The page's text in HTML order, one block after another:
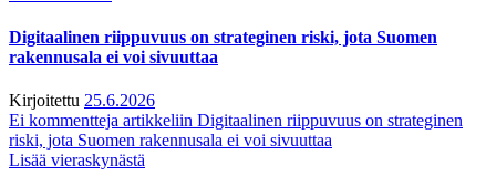
Digitaalinen riippuvuus on strateginen riski, jota Suomen
rakennusala ei voi sivuuttaa
Kirjoitettu 25.6.2026
Ei kommentteja artikkeliin Digitaalinen riippuvuus on strateginen
riski, jota Suomen rakennusala ei voi sivuuttaa
Lisää vieraskynästä